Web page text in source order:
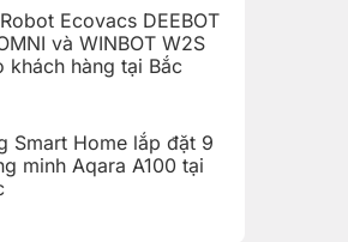
Ecovacs DEEBOT
và WINBOT W2S
khách hàng tại Bắc
Smart Home lắp đặt 9
minh Aqara A100 tại